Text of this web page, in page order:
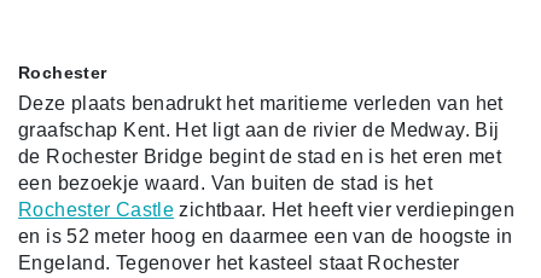
Rochester
Deze plaats benadrukt het maritieme verleden van het
graafschap Kent. Het ligt aan de rivier de Medway. Bij
de Rochester Bridge begint de stad en is het eren met
een bezoekje waard. Van buiten de stad is het
Rochester Castle zichtbaar. Het heeft vier verdiepingen
en is 52 meter hoog en daarmee een van de hoogste in
Engeland. Tegenover het kasteel staat Rochester